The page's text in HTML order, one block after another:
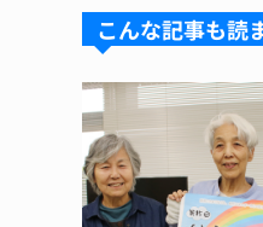
k
y
こんな記事も読